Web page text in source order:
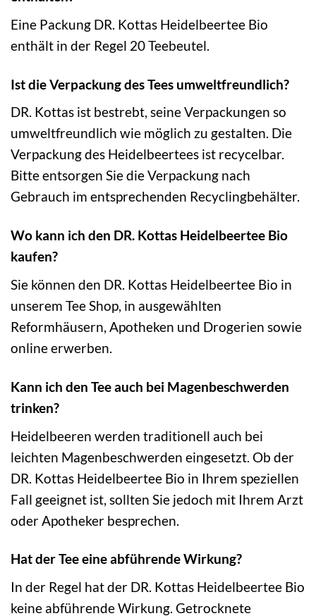
Eine Packung DR. Kottas Heidelbeertee Bio
enthält in der Regel 20 Teebeutel.
Ist die Verpackung des Tees umweltfreundlich?
DR. Kottas ist bestrebt, seine Verpackungen so
umweltfreundlich wie möglich zu gestalten. Die
Verpackung des Heidelbeertees ist recycelbar.
Bitte entsorgen Sie die Verpackung nach
Gebrauch im entsprechenden Recyclingbehälter.
Wo kann ich den DR. Kottas Heidelbeertee Bio
kaufen?
Sie können den DR. Kottas Heidelbeertee Bio in
unserem Tee Shop, in ausgewählten
Reformhäusern, Apotheken und Drogerien sowie
online erwerben.
Kann ich den Tee auch bei Magenbeschwerden
trinken?
Heidelbeeren werden traditionell auch bei
leichten Magenbeschwerden eingesetzt. Ob der
DR. Kottas Heidelbeertee Bio in Ihrem speziellen
Fall geeignet ist, sollten Sie jedoch mit Ihrem Arzt
oder Apotheker besprechen.
Hat der Tee eine abführende Wirkung?
In der Regel hat der DR. Kottas Heidelbeertee Bio
keine abführende Wirkung. Getrocknete